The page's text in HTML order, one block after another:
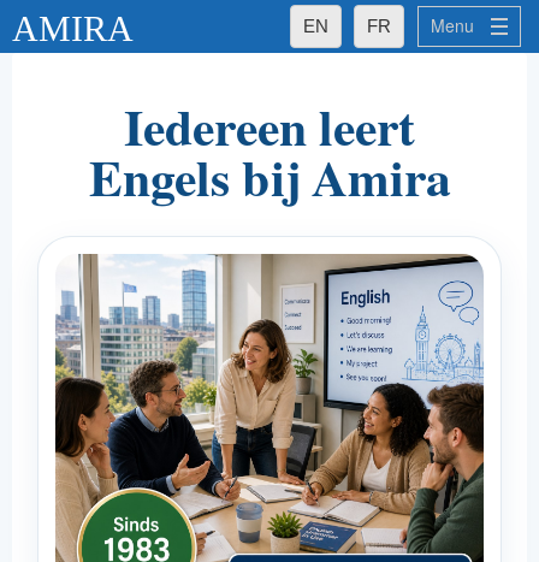
EN FR
AMIRA Menu
Wat Amira doeltreffend maakt voor u
- Ervaren docenten
- Kleine groepen
- Erkende kwaliteit
Amira's groepen
Amira's privélessen
Taalniveaus
Talen
Frans
Nederlands
Engels
Iedereen leert
Engels bij Amira